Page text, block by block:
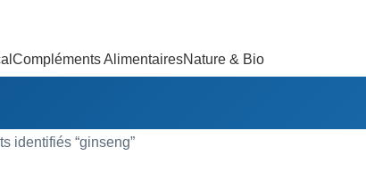
Compléments AlimentairesNature & Bio
identifiés “ginseng”